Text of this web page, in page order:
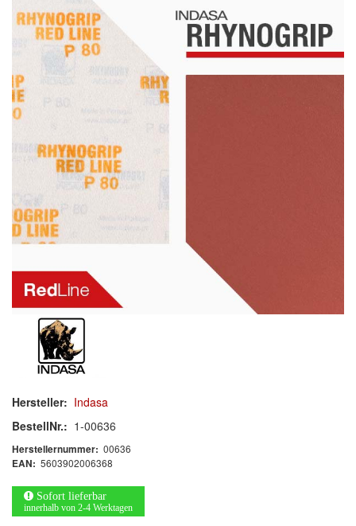
Schleif-Handpads
Zubehör/Hilfsmittel
Kleben & Beschichten
Spachteln
Lackieren
Polieren
Werkzeug & Maschinen
Reinigen
Arbeitsschutz
Luftfilter
Mischfarben
Restposten
Informationsmaterial
Hersteller: Indasa
BestellNr.: 1-00636
Herstellernummer: 00636
EAN: 5603902006368
Sofort lieferbar
innerhalb von 2-4 Werktagen